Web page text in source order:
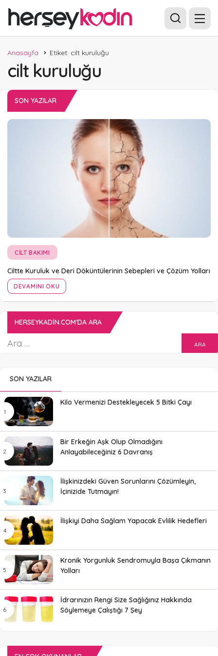
Anasayfa Etiket: cilt kuruluğu
cilt kuruluğu
SON YAZILAR
CILT BAKIMI
Ciltte Kuruluk ve Deri Döküntülerinin Sebepleri ve Çözüm Yolları
DEVAMINI OKU
HERSEYKADIN.COM’DA ARA
SON YAZILAR
Kilo Vermenizi Destekleyecek 5 Bitki Çayı
Bir Erkeğin Aşk Olup Olmadığını
Anlayabileceğiniz 6 Davranış
İlişkinizdeki Güven Sorunlarını Çözümleyin,
İçinizide Tutmayın!
İlişkiyi Daha Sağlam Yapacak Evlilik Hedefleri
Kronik Yorgunluk Sendromuyla Başa Çıkmanın
Yolları
İdrarınızın Rengi Size Sağlığınız Hakkında
Söylemeye Çalıştığı 7 Şey